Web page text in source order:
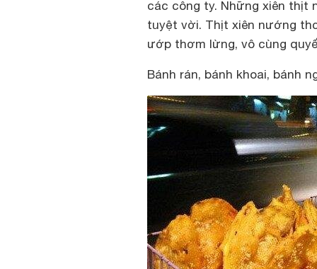
các công ty. Những xiên thịt
tuyệt vời. Thịt xiên nướng
ướp thơm lừng, vô cùng
Bánh rán, bánh khoai, bánh